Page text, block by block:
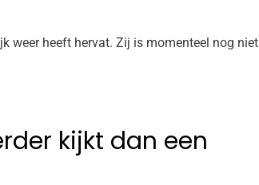
weer heeft hervat. Zij is momenteel nog niet
kijkt dan een